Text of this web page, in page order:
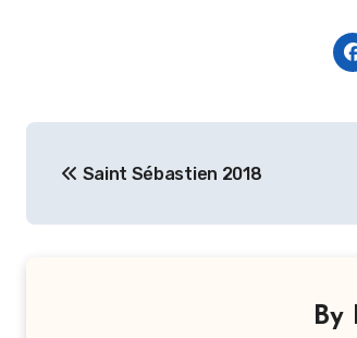
de
l’article
Saint Sébastien 2018
By